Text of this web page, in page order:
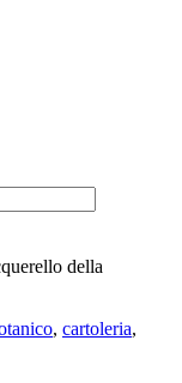
della
, cartoleria,